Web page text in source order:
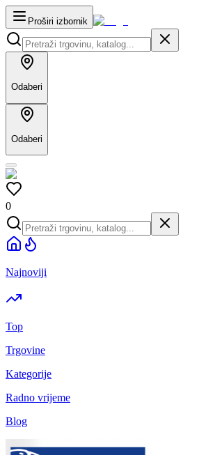
Proširi izbornik
Odaberi
Odaberi
0
Najnoviji
Top
Trgovine
Kategorije
Radno vrijeme
Blog